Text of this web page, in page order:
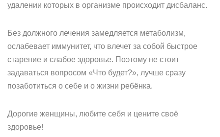
удалении которых в организме происходит дисбаланс.
Без должного лечения замедляется метаболизм,
ослабевает иммунитет, что влечет за собой быстрое
старение и слабое здоровье. Поэтому не стоит
задаваться вопросом «Что будет?», лучше сразу
позаботиться о себе и о жизни ребёнка.
Дорогие женщины, любите себя и цените своё
здоровье!